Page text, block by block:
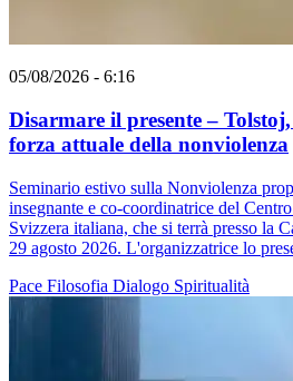
05/08/2026 - 6:16
Disarmare il presente –
forza attuale della nonviolenza
Seminario estivo sulla Nonviolenza
insegnante e co-coordinatrice del
Svizzera italiana, che si terrà presso la
29 agosto 2026. L'organizzatrice lo
Pace Filosofia Dialogo Spiritualità